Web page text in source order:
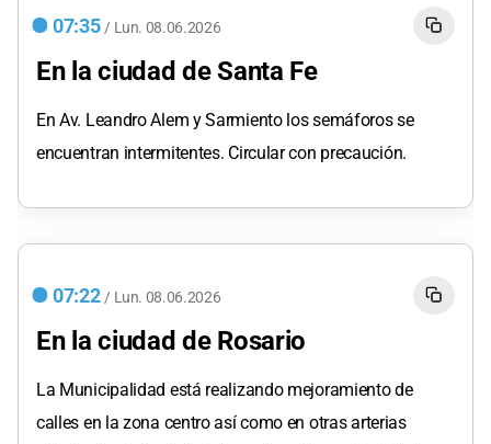
07:35 / Lun. 08.06.2026
En la ciudad de Santa Fe
En Av. Leandro Alem y Sarmiento los semáforos se
encuentran intermitentes. Circular con precaución.
07:22 / Lun. 08.06.2026
En la ciudad de Rosario
La Municipalidad está realizando mejoramiento de
calles en la zona centro así como en otras arterias